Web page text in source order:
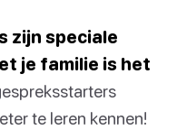
zijn speciale
je familie is het
te leren kennen!